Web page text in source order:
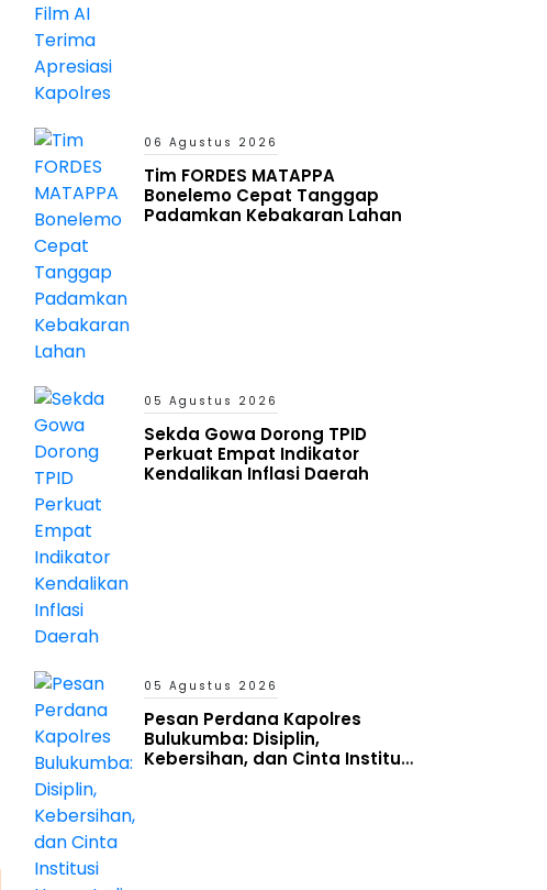
06 Agustus 2026
Tim FORDES MATAPPA
Bonelemo Cepat Tanggap
Padamkan Kebakaran Lahan
05 Agustus 2026
Sekda Gowa Dorong TPID
Perkuat Empat Indikator
Kendalikan Inflasi Daerah
05 Agustus 2026
Pesan Perdana Kapolres
Bulukumba: Disiplin,
Kebersihan, dan Cinta Institusi